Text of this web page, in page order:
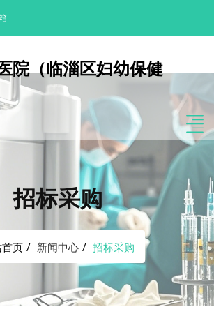
院（临淄区妇幼保健
招标采购
页 新闻中心 招标采购